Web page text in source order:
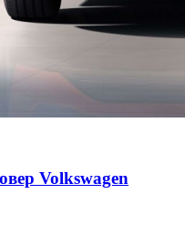
Volkswagen